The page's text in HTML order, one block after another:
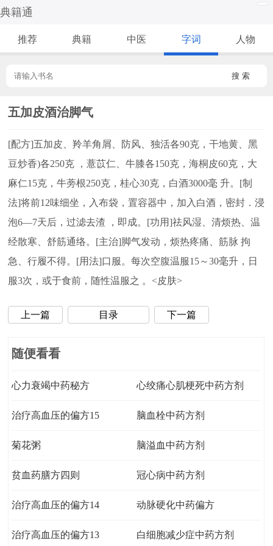
典籍通
推荐 典籍 中医 字词 人物
搜 索
五加皮酒治脚气
[配方]五加皮、羚羊角屑、防风、独活各90克，干地黄、黑
豆炒香)各250克 ，薏苡仁、牛膝各150克，海桐皮60克，大
麻仁15克，牛蒡根250克，桂心30克，白酒3000毫 升。[制
法]将前12味细坐，入布袋，置容器中，加入白酒，密封．浸
泡6—7天后，过滤去渣 ，即成。[功用]祛风湿、清烦热、温
经散寒、舒筋通络。[主治]脚气发动，烦热疼痛、筋脉 拘
急、行履不得。[用法]口服。每次空腹温服15～30毫升，日
服3次，或于食前，随性温服之 。<皮肤>
上一篇 目录 下一篇
随便看看
心力衰竭中药秘方 心绞痛心肌梗死中药方剂
治疗高血压的偏方15 脑血栓中药方剂
菊花粥 脑溢血中药方剂
贫血药膳方四则 冠心病中药方剂
治疗高血压的偏方14 动脉硬化中药偏方
治疗高血压的偏方13 白细胞减少症中药方剂